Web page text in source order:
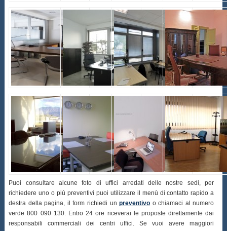
Puoi consultare alcune foto di uffici arredati delle nostre sedi, per
richiedere uno o più preventivi puoi utilizzare il menù di contatto rapido a
destra della pagina, il form richiedi unpreventivo o chiamaci al numero
verde 800 090 130. Entro 24 ore riceverai le proposte direttamente dai
responsabili commerciali dei centri uffici. Se vuoi avere maggiori